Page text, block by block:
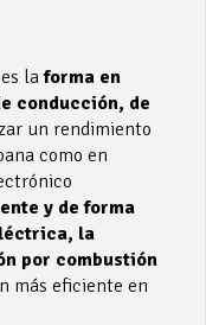
es laforma en
conducción, de
un rendimiento
como en
y de forma
la
por combustión
más eficiente en